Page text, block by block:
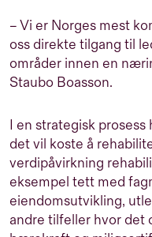
– Vi er Norges mest
oss direkte tilgang til
områder innen en
Staubo Boasson.
I en strategisk
det vil koste å
verdipåvirkning
eksempel tett med
eiendomsutvikling,
andre tilfeller hvor det